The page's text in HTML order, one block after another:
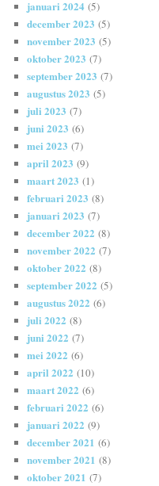
januari 2024 (5)
december 2023 (5)
november 2023 (5)
oktober 2023 (7)
september 2023 (7)
augustus 2023 (5)
juli 2023 (7)
juni 2023 (6)
mei 2023 (7)
april 2023 (9)
maart 2023 (1)
februari 2023 (8)
januari 2023 (7)
december 2022 (8)
november 2022 (7)
oktober 2022 (8)
september 2022 (5)
augustus 2022 (6)
juli 2022 (8)
juni 2022 (7)
mei 2022 (6)
april 2022 (10)
maart 2022 (6)
februari 2022 (6)
januari 2022 (9)
december 2021 (6)
november 2021 (8)
oktober 2021 (7)